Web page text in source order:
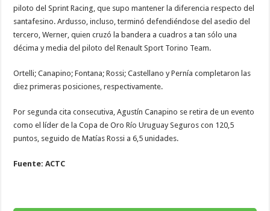
piloto del Sprint Racing, que supo mantener la diferencia respecto del
santafesino. Ardusso, incluso, terminó defendiéndose del asedio del
tercero, Werner, quien cruzó la bandera a cuadros a tan sólo una
décima y media del piloto del Renault Sport Torino Team.
Ortelli; Canapino; Fontana; Rossi; Castellano y Pernía completaron las
diez primeras posiciones, respectivamente.
Por segunda cita consecutiva, Agustín Canapino se retira de un evento
como el líder de la Copa de Oro Río Uruguay Seguros con 120,5
puntos, seguido de Matías Rossi a 6,5 unidades.
Fuente: ACTC